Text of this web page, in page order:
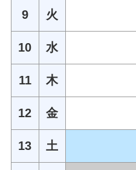
9 火
10 水
11 木
12 金
13 土